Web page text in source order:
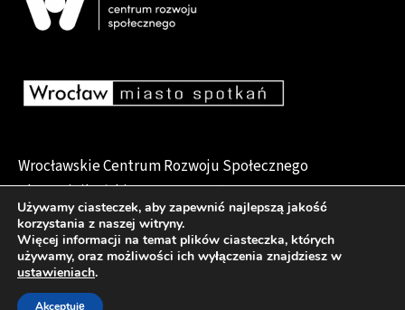
Wrocławskie Centrum Rozwoju Społecznego
pl. Dominikański 6, 50-159 Wrocław
Deklaracja dostępności
Używamy ciasteczek, aby zapewnić najlepszą jakość
korzystania z naszej witryny.
Więcej informacji na temat plików ciasteczka, których
używamy, oraz możliwości ich wyłączenia znajdziesz w
ustawieniach.
Akceptuję